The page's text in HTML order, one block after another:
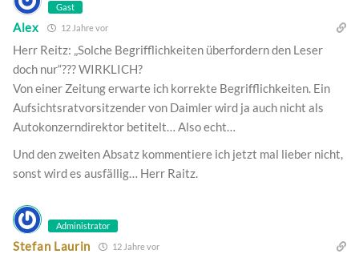
Gast
Alex 12 Jahre vor
Herr Reitz: „Solche Begrifflichkeiten überfordern den Leser
doch nur“??? WIRKLICH?
Von einer Zeitung erwarte ich korrekte Begrifflichkeiten. Ein
Aufsichtsratvorsitzender von Daimler wird ja auch nicht als
Autokonzerndirektor betitelt… Also echt…
Und den zweiten Absatz kommentiere ich jetzt mal lieber nicht,
sonst wird es ausfällig… Herr Raitz.
Administrator
Stefan Laurin 12 Jahre vor